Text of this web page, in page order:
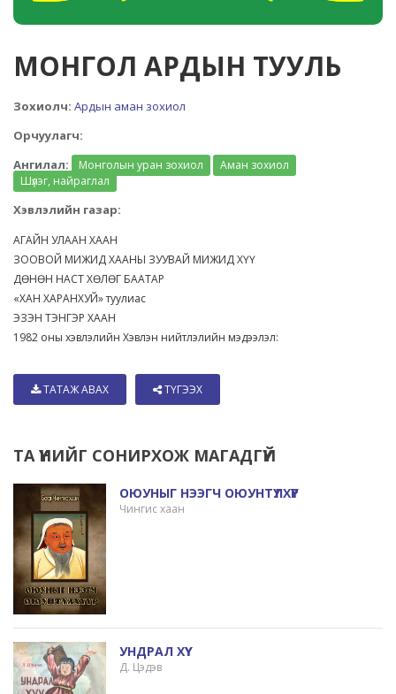
МОНГОЛ АРДЫН ТУУЛЬ
Зохиолч: Ардын аман зохиол
Орчуулагч:
Ангилал:
Монголын уран зохиол
Аман зохиол
Шүлэг, найраглал
Хэвлэлийн газар:
АГАЙН УЛААН ХААН
ЗООВОЙ МИЖИД ХААНЫ ЗУУВАЙ МИЖИД ХҮҮ
ДӨНӨН НАСТ ХӨЛӨГ БААТАР
«ХАН ХАРАНХУЙ» туулиас
ЭЗЭН ТЭНГЭР ХААН
1982 оны хэвлэлийн Хэвлэн нийтлэлийн мэдээлэл:
ТАТАЖ АВАХ ТҮГЭЭХ
ТА ҮҮНИЙГ СОНИРХОЖ МАГАДГҮЙ
ОЮУНЫГ НЭЭГЧ ОЮУНТҮЛХҮҮР
Чингис хаан
УНДРАЛ ХҮҮ
Д. Цэдэв